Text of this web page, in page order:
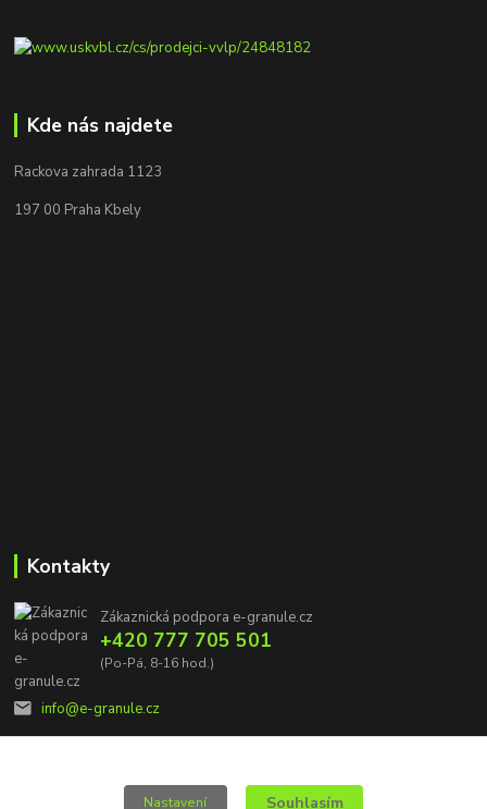
Kde nás najdete
Rackova zahrada 1123
197 00 Praha Kbely
Kontakty
Zákaznická podpora e-granule.cz
+420 777 705 501
(Po-Pá, 8-16 hod.)
info@e-granule.cz
Nastavení Souhlasím